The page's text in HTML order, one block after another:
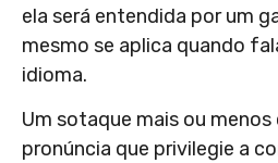
ela será entendida por um
mesmo se aplica quando
idioma.
Um sotaque mais ou menos
pronúncia que privilegie a